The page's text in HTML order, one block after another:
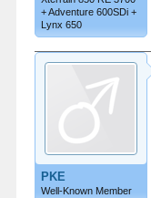
+ Adventure 600SDi +
Lynx 650
PKE
Well-Known Member